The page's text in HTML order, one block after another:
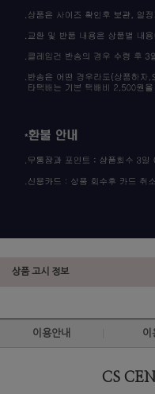
상품 고시 정보
이용안내 이
CS